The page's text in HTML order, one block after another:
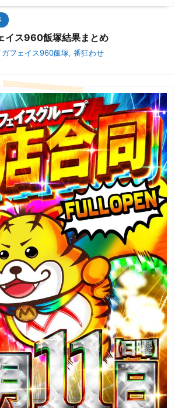
イス960飯塚結果まとめ
ガフェイス960飯塚 番狂わせ